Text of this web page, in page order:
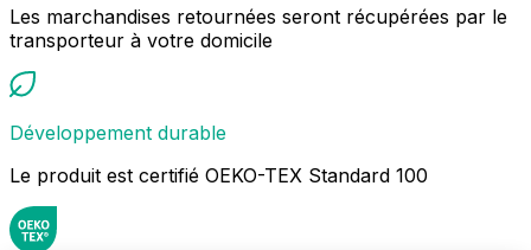
Les marchandises retournées seront récupérées par le
transporteur à votre domicile
Développement durable
Le produit est certifié OEKO-TEX Standard 100